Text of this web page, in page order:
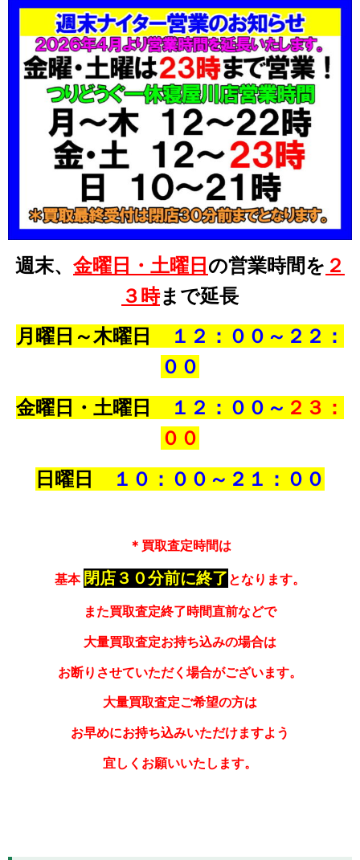
週末、 金曜日・土曜日の営業時間を ２
３時まで延長
月曜日～木曜日
１２：００～２２：
００
金曜日・土曜日
１２：００～ ２３：
００
日曜日
１０：００～ ２１：００
＊買取査定時間は
基本 閉店３０分前に終了 となります。
また買取査定終了時間直前などで
大量買取査定お持ち込みの場合は
お断りさせていただく場合がございます。
大量買取査定ご希望の方は
お早めにお持ち込みいただけますよう
宜しくお願いいたします。